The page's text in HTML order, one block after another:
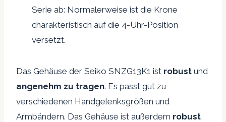
Serie ab: Normalerweise ist die Krone
charakteristisch auf die 4-Uhr-Position
versetzt.
Das Gehäuse der Seiko SNZG13K1 ist robust und
angenehm zu tragen. Es passt gut zu
verschiedenen Handgelenksgrößen und
Armbändern. Das Gehäuse ist außerdem robust